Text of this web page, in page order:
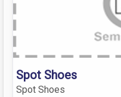
Spot Shoes
Spot Shoes